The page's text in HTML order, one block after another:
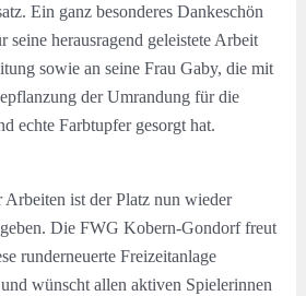
Ein ganz besonderes Dankeschön
seine herausragend geleistete Arbeit
sowie an seine Frau Gaby, die mit
der Umrandung für die
echte Farbtupfer gesorgt hat.
ist der Platz nun wieder
Die FWG Kobern-Gondorf freut
runderneuerte Freizeitanlage
wünscht allen aktiven Spielerinnen